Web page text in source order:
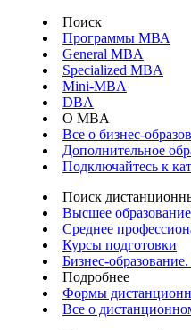
Поиск
Программы МВА
General MBA
Specialized MBA
Mini-MBA
DBA
О MBA
Все о бизнес-
Дополнительное
Подключайтесь к
Поиск
Высшее образование
Среднее
Курсы подготовки
Бизнес-
Подробнее
Формы
Все о